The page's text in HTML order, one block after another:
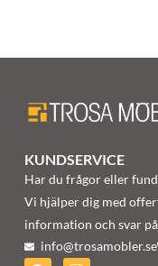
KUNDSERVICE
Har du frågor eller
Vi hjälper dig med
information och svar
info@trosamobler.se